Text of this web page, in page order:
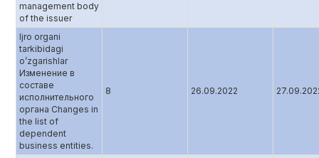
management body
of the issuer
Ijro organi
tarkibidagi
o’zgarishlar
Изменение в
составе
исполнительного
органа Changes in
the list of
dependent
business entities.
8 26.09.2022